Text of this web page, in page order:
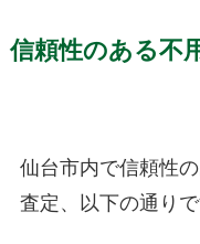
信頼性のある不
仙台市内で信頼性
査定、以下の通りで